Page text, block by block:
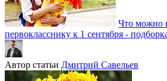
Что можно
первокласснику к 1 сентября -
Автор статьи Дмитрий Савельев